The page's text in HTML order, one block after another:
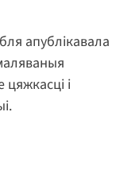
апублікавала
і